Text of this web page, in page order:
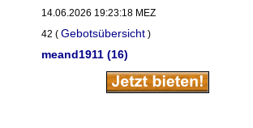
14.06.2026 19:23:18 MEZ
42 ( Gebotsübersicht )
meand1911 (16)